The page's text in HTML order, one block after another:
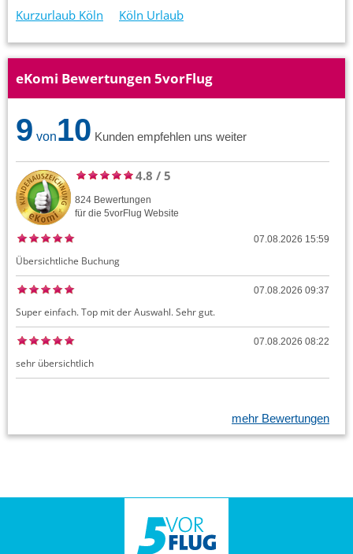
Kurzurlaub Köln
Köln Urlaub
eKomi Bewertungen 5vorFlug
9 von10 Kunden empfehlen uns weiter
4.8 / 5
824 Bewertungen
für die 5vorFlug Website
07.08.2026 15:59
Übersichtliche Buchung
07.08.2026 09:37
Super einfach. Top mit der Auswahl. Sehr gut.
07.08.2026 08:22
sehr übersichtlich
mehr Bewertungen